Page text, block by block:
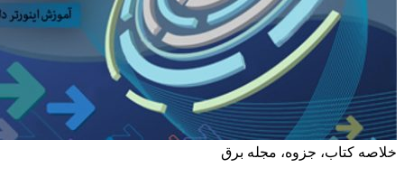
کتاب، جزوه، مجله برق